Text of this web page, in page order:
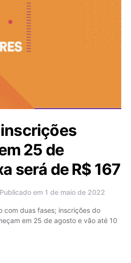
25 de
será de R$ 167
Publicado em 1 de maio de 2022
com duas fases; inscrições do
em 25 de agosto e vão até 10